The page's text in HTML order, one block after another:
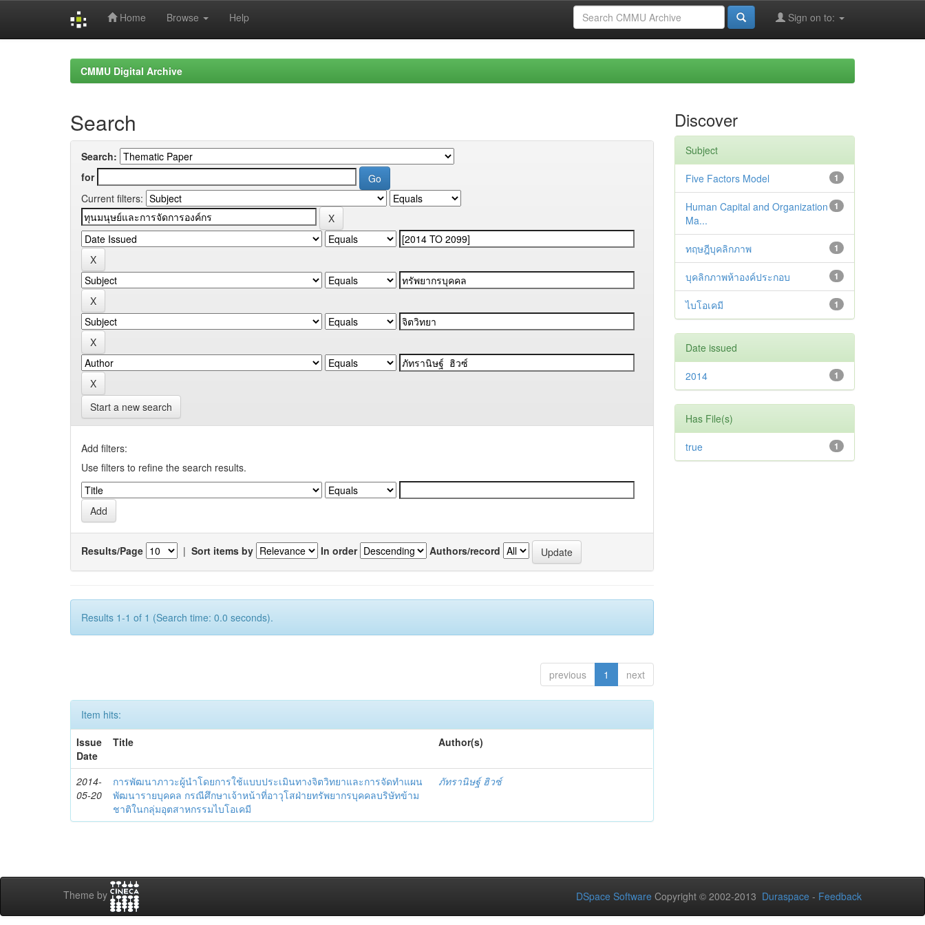
Home Browse Help Sign on to:
CMMU Digital Archive
Search
Search:
for
Current filters:
Start a new search
Add filters:
Use filters to refine the search results.
Results/Page | Sort items by In order Authors/record
Results 1-1 of 1 (Search time: 0.0 seconds).
previous 1 next
Item hits:
Issue
Date
Title Author(s)
2014-
05-20
การพัฒนาภาวะผู้นำโดยการใช้แบบประเมินทางจิตวิทยาและการจัดทำแผน
พัฒนารายบุคคล กรณีศึกษาเจ้าหน้าที่อาวุโสฝ่ายทรัพยากรบุคคลบริษัทข้าม
ชาติในกลุ่มอุตสาหกรรมไบโอเคมี
ภัทรานิษฐ์ ฮิวซ์
Discover
Subject
1
Five Factors Model
1
Human Capital and Organization
Ma...
1
ทฤษฎีบุคลิกภาพ
1
บุคลิกภาพห้าองค์ประกอบ
1
ไบโอเคมี
Date issued
1
2014
Has File(s)
1
true
Theme by DSpace Software Copyright © 2002-2013 Duraspace - Feedback